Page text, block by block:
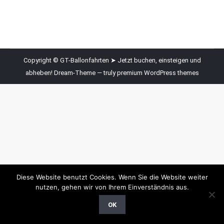
Copyright © GT-Ballonfahrten ➤ Jetzt buchen, einsteigen und
abheben! Dream-Theme — trulypremium WordPress themes
Diese Website benutzt Cookies. Wenn Sie die Website weiter
nutzen, gehen wir von Ihrem Einverständnis aus.
OK